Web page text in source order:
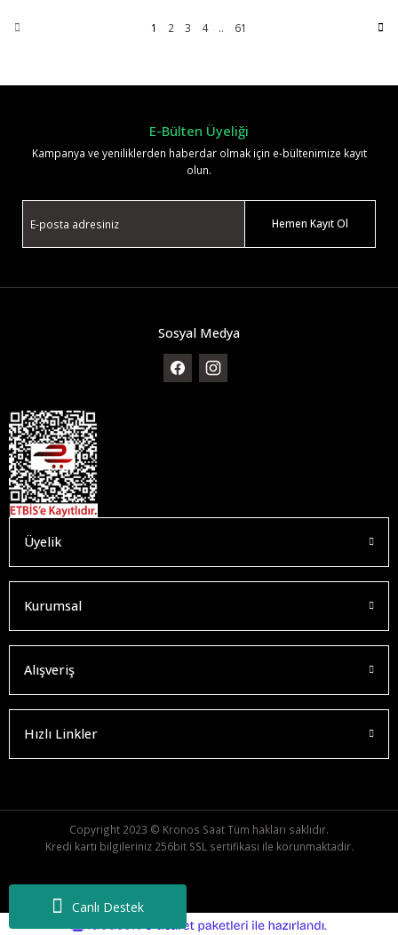
Canlı Destek
1 2 3 4 .. 61
E-Bülten Üyeliği
Kampanya ve yeniliklerden haberdar olmak için e-bültenimize kayıt
olun.
Hemen Kayıt Ol
Sosyal Medya
Üyelik
Kurumsal
Alışveriş
Hızlı Linkler
Copyright 2023 © Kronos Saat Tüm hakları saklıdır.
Kredi kartı bilgileriniz 256bit SSL sertifikası ile korunmaktadır.
e-